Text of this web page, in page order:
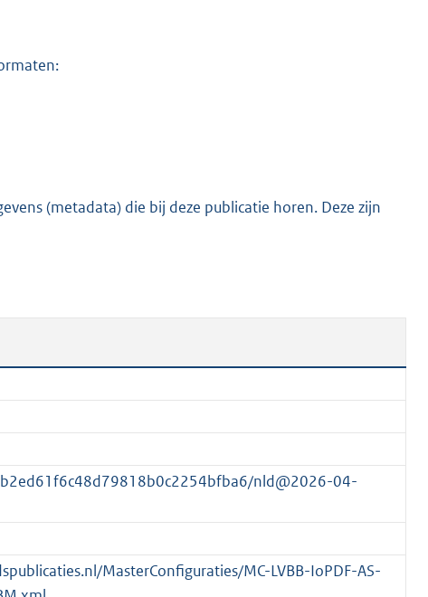
o
k
n
(metadata) die bij deze publicatie horen. Deze zijn
nld@2026-04-
MasterConfiguraties/MC-LVBB-IoPDF-AS-